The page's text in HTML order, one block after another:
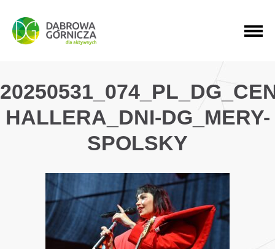
PRZEJDŹ DO MENU GŁÓWNEGO
PRZEJDŹ DO WYSZUKIWARKI
PRZEJDŹ DO TREŚCI
HALLERA_DNI-DG_MERY-
SPOLSKY